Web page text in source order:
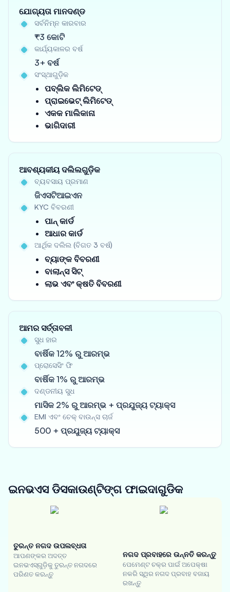
ଯୋଗ୍ୟତା ମାନଦଣ୍ଡ
ସର୍ବନିମ୍ନ କାରବାର
₹3 କୋଟି
କାର୍ଯ୍ୟକାଳର ବର୍ଷ
3+ ବର୍ଷ
ସଂସ୍ଥାଗୁଡ଼ିକ
ପବ୍ଲିକ ଲିମିଟେଡ୍
ପ୍ରାଇଭେଟ୍ ଲିମିଟେଡ୍
ଏକକ ମାଲିକାନା
ଭାଗିଦାରୀ
ଆବଶ୍ୟକୀୟ ଦଲିଲଗୁଡ଼ିକ
ବ୍ୟବସାୟ ପ୍ରମାଣ
ଜିଏସଟିଆଇଏନ
KYC ବିବରଣୀ
ପାନ୍ କାର୍ଡ
ଆଧାର କାର୍ଡ
ଆର୍ଥିକ ଦଲିଲ (ବିଗତ 3 ବର୍ଷ)
ବ୍ୟାଙ୍କ ବିବରଣୀ
ବାଲାନ୍ସ ସିଟ୍
ଲାଭ ଏବଂ କ୍ଷତି ବିବରଣୀ
ଆମର ସର୍ତ୍ତାବଳୀ
ସୁଧ ହାର
ବାର୍ଷିକ 12% ରୁ ଆରମ୍ଭ
ପ୍ରୋସେସିଂ ଫି
ବାର୍ଷିକ 1% ରୁ ଆରମ୍ଭ
ଦଣ୍ଡନୀୟ ସୁଧ
ମାସିକ 2% ରୁ ଆରମ୍ଭ + ପ୍ରଯୁଜ୍ୟ ଟ୍ୟାକ୍ସ
EMI ଏବଂ ଚେକ୍ ବାଉନ୍ସ ଚାର୍ଜ
500 + ପ୍ରଯୁଜ୍ୟ ଟ୍ୟାକ୍ସ
ଇନଭଏସ ଡିସକାଉଣ୍ଟିଙ୍ଗ ଫାଇଦାଗୁଡିକ
ତୁରନ୍ତ ନଗଦ ଉପଲବ୍ଧତା
ଆପଣଙ୍କର ଅଦତ୍ତ
ଇନଭଏସ୍‌ଗୁଡ଼ିକୁ ତୁରନ୍ତ ନଗଦରେ
ପରିଣତ କରନ୍ତୁ
ନଗଦ ପ୍ରବାହରେ ଉନ୍ନତି କରନ୍ତୁ
ପେମେଣ୍ଟ ଚକ୍ର ପାଇଁ ଅପେକ୍ଷା
ନକରି ସ୍ଥିର ନଗଦ ପ୍ରବାହ ବଜାୟ
ରଖନ୍ତୁ